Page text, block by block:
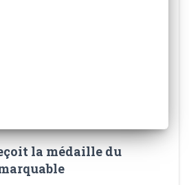
la médaille du